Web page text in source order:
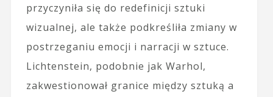
przyczyniła się do redefinicji sztuki
wizualnej, ale także podkreśliła zmiany w
postrzeganiu emocji i narracji w sztuce.
Lichtenstein, podobnie jak Warhol,
zakwestionował granice między sztuką a